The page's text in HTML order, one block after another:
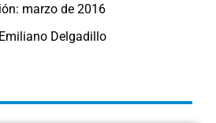
marzo de 2016
Delgadillo